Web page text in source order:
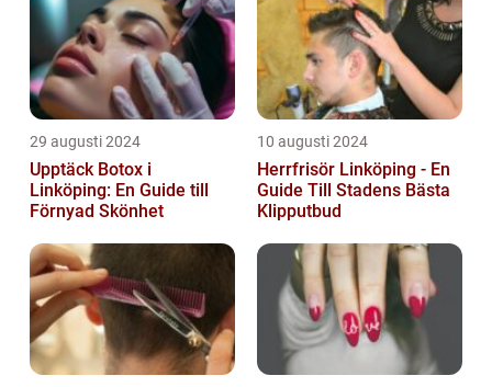
29 augusti 2024
Upptäck Botox i
Linköping: En Guide till
Förnyad Skönhet
10 augusti 2024
Herrfrisör Linköping - En
Guide Till Stadens Bästa
Klipputbud